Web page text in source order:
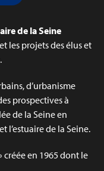
de la Seine
les projets des élus et
d’urbanisme
prospectives à
de la Seine en
l’estuaire de la Seine.
créée en 1965 dont le